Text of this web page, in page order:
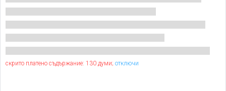
скрито платено съдържание: 130 думи; отключи